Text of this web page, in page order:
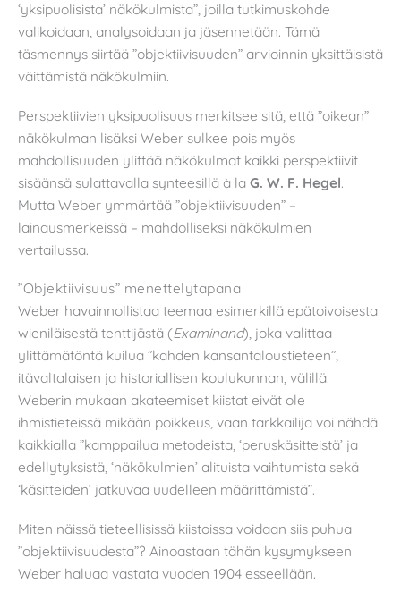
‘yksipuolisista’ näkökulmista”, joilla tutkimuskohde
valikoidaan, analysoidaan ja jäsennetään. Tämä
täsmennys siirtää ”objektiivisuuden” arvioinnin yksittäisistä
väittämistä näkökulmiin.
Perspektiivien yksipuolisuus merkitsee sitä, että ”oikean”
näkökulman lisäksi Weber sulkee pois myös
mahdollisuuden ylittää näkökulmat kaikki perspektiivit
sisäänsä sulattavalla synteesillä à la G. W. F. Hegel.
Mutta Weber ymmärtää ”objektiivisuuden” –
lainausmerkeissä – mahdolliseksi näkökulmien
vertailussa.
”Objektiivisuus” menettelytapana
Weber havainnollistaa teemaa esimerkillä epätoivoisesta
wieniläisestä tenttijästä (Examinand), joka valittaa
ylittämätöntä kuilua ”kahden kansantaloustieteen”,
itävaltalaisen ja historiallisen koulukunnan, välillä.
Weberin mukaan akateemiset kiistat eivät ole
ihmistieteissä mikään poikkeus, vaan tarkkailija voi nähdä
kaikkialla ”kamppailua metodeista, ‘peruskäsitteistä’ ja
edellytyksistä, ‘näkökulmien’ alituista vaihtumista sekä
‘käsitteiden’ jatkuvaa uudelleen määrittämistä”.
Miten näissä tieteellisissä kiistoissa voidaan siis puhua
”objektiivisuudesta”? Ainoastaan tähän kysymykseen
Weber haluaa vastata vuoden 1904 esseellään.